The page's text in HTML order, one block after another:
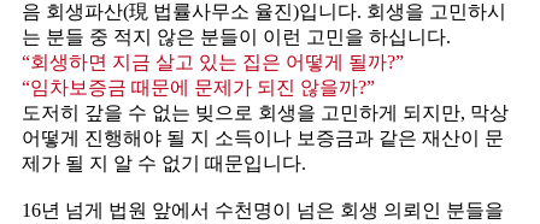
음 회생파산(現 법률사무소 율진)입니다. 회생을 고민하시
는 분들 중 적지 않은 분들이 이런 고민을 하십니다.
“회생하면 지금 살고 있는 집은 어떻게 될까?”
“임차보증금 때문에 문제가 되진 않을까?”
도저히 갚을 수 없는 빚으로 회생을 고민하게 되지만, 막상
어떻게 진행해야 될 지 소득이나 보증금과 같은 재산이 문
제가 될 지 알 수 없기 때문입니다. ​
16년 넘게 법원 앞에서 수천명이 넘은 회생 의뢰인 분들을